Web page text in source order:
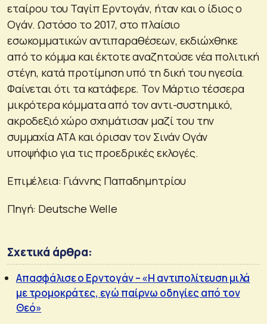
εταίρου του Ταγίπ Ερντογάν, ήταν και ο ίδιος ο
Ογάν. Ωστόσο το 2017, στο πλαίσιο
εσωκομματικών αντιπαραθέσεων, εκδιώχθηκε
από το κόμμα και έκτοτε αναζητούσε νέα πολιτική
στέγη, κατά προτίμηση υπό τη δική του ηγεσία.
Φαίνεται ότι τα κατάφερε. Τον Μάρτιο τέσσερα
μικρότερα κόμματα από τον αντι-συστημικό,
ακροδεξιό χώρο σχημάτισαν μαζί του την
συμμαχία ΑΤΑ και όρισαν τον Σινάν Ογάν
υποψήφιο για τις προεδρικές εκλογές.
Επιμέλεια: Γιάννης Παπαδημητρίου
Πηγή: Deutsche Welle
Σχετικά άρθρα:
Απασφάλισε ο Ερντογάν – «Η αντιπολίτευση μιλά
με τρομοκράτες, εγώ παίρνω οδηγίες από τον
Θεό»